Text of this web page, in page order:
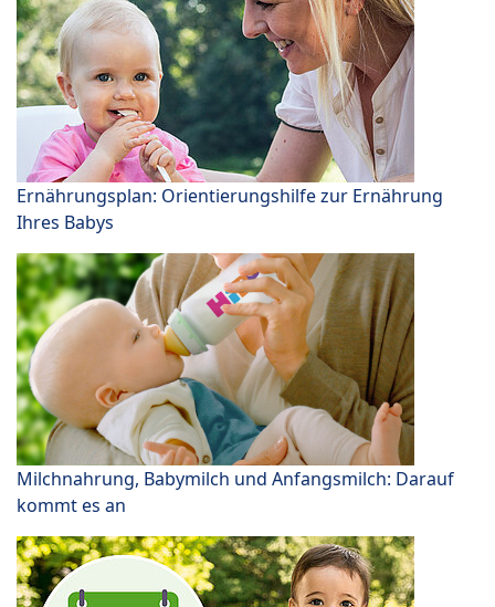
Ernährungsplan: Orientierungshilfe zur Ernährung
Ihres Babys
Milchnahrung, Babymilch und Anfangsmilch: Darauf
kommt es an